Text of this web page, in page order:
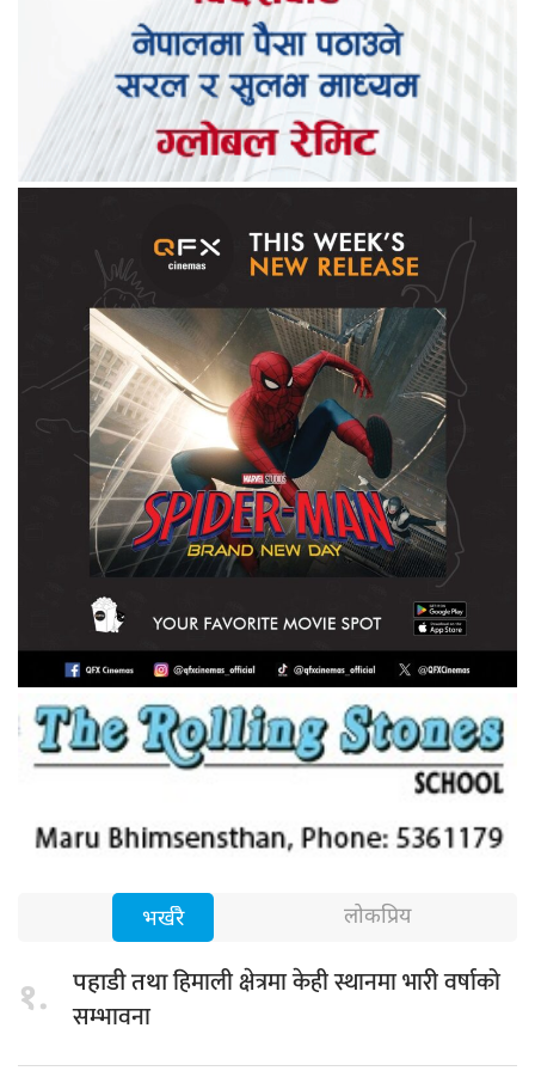
भर्खरै लोकप्रिय
१. पहाडी तथाहिमाली क्षेत्रमा केही स्थानमा भारी वर्षाको
सम्भावना